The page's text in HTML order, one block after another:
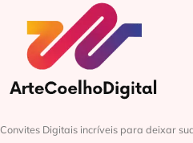
Convites Digitais incríveis para deixar